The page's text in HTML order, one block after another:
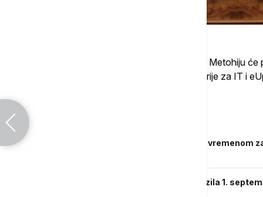
Zajedno sa predsednicom vlade, Kosovo i Metohiju
Metohiju Petar Petković i direktor Kancelarije za IT i
Diplomatski teren ostaje usijan: Trka s vremenom
Kurti ne odustaje od preregistracije vozila 1.